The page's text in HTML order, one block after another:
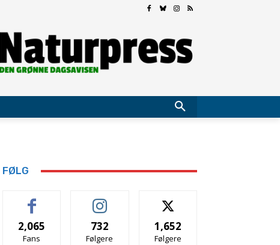
FØLG
2,065
Fans
732
Følgere
1,652
Følgere